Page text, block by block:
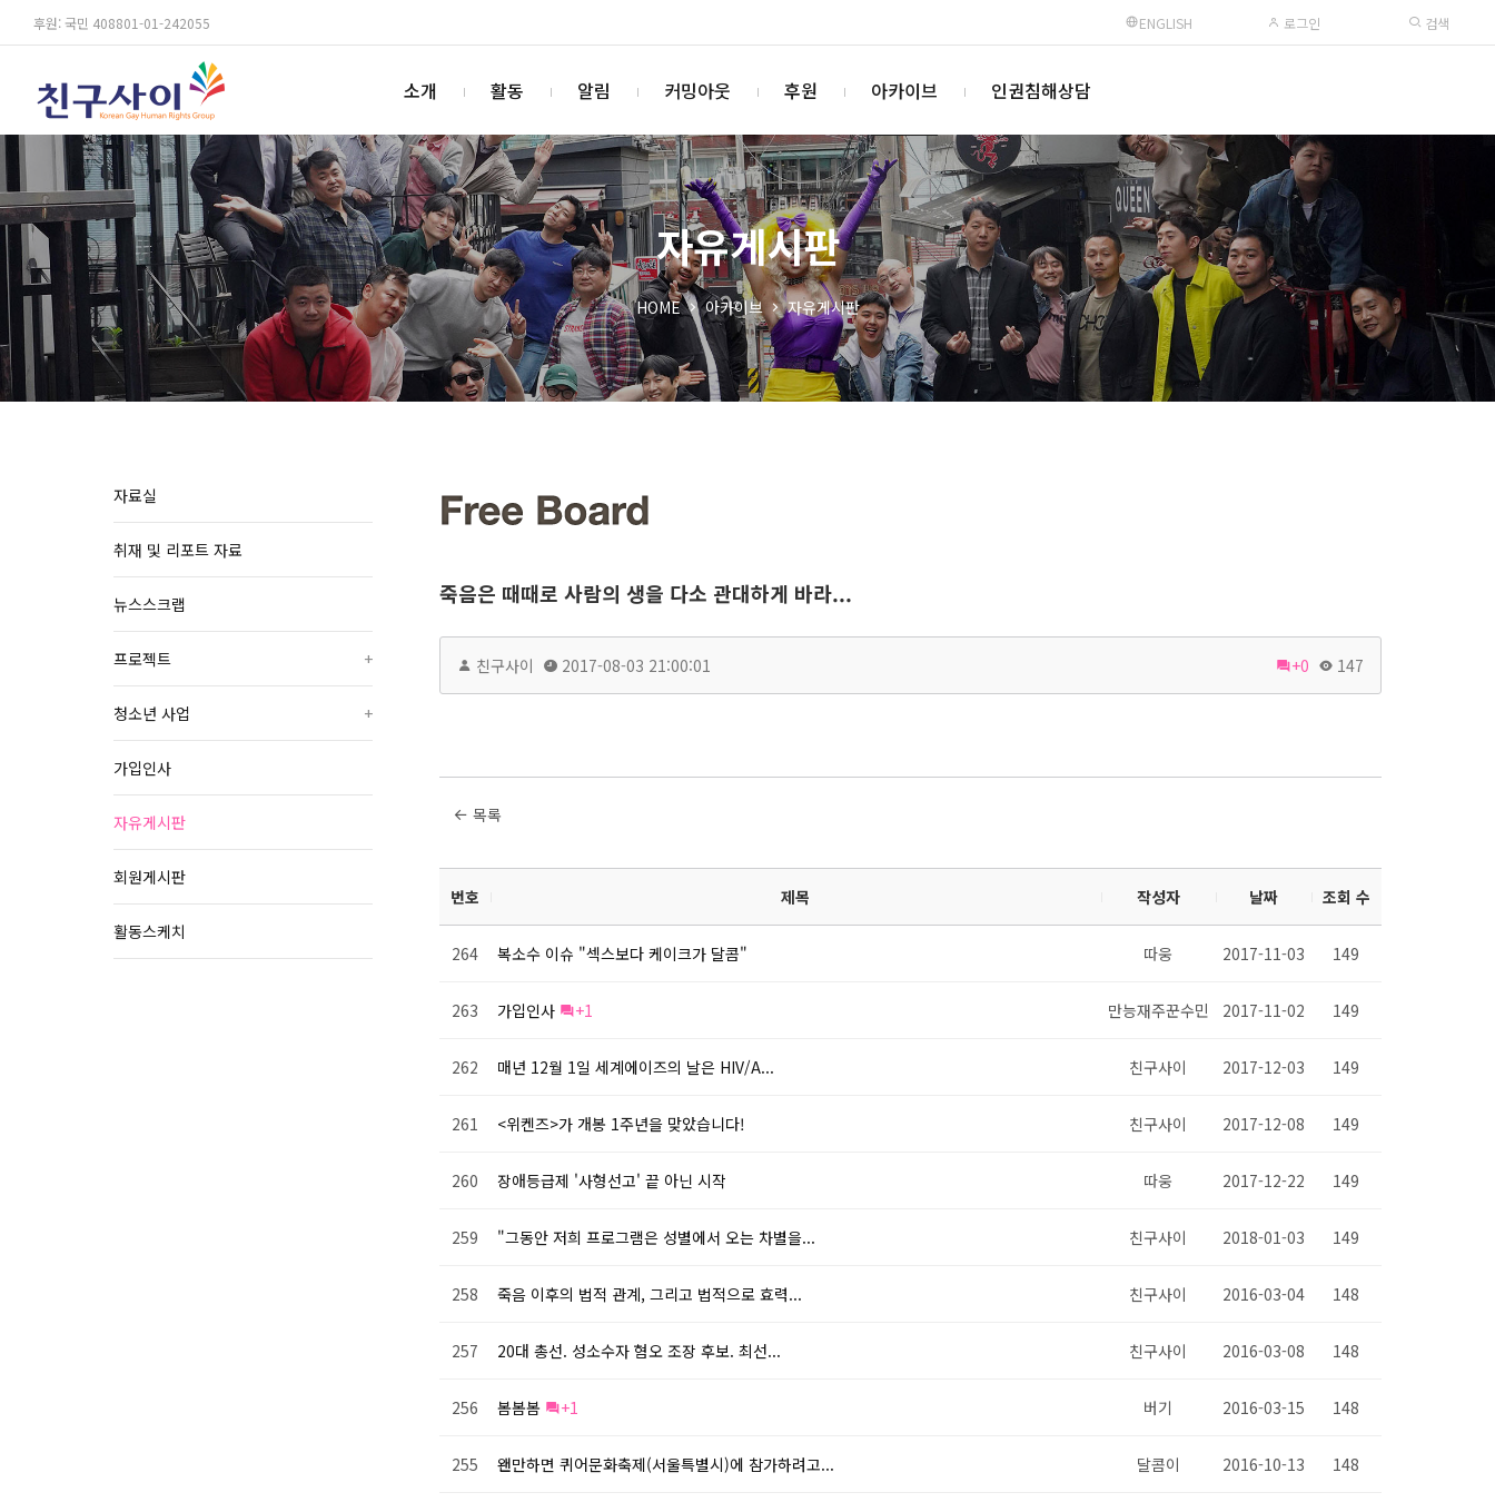
후원: 국민 408801-01-242055 ENGLISH 로그인 검색
소개 활동 알림 커밍아웃 후원 아카이브 인권침해상담
자유게시판
HOME 아카이브 자유게시판
자료실
취재 및 리포트 자료
뉴스스크랩
프로젝트 +
청소년 사업 +
가입인사
자유게시판
회원게시판
활동스케치
죽음은 때때로 사람의 생을 다소 관대하게 바라...
친구사이 2017-08-03 21:00:01 +0 147
목록
번호 제목 작성자 날짜 조회 수
264 복소수 이슈 "섹스보다 케이크가 달콤" 따웅 2017-11-03 149
263 가입인사 +1 만능재주꾼수민 2017-11-02 149
262 매년 12월 1일 세계에이즈의 날은 HIV/A... 친구사이 2017-12-03 149
261 <위켄즈>가 개봉 1주년을 맞았습니다! 친구사이 2017-12-08 149
260 장애등급제 '사형선고' 끝 아닌 시작 따웅 2017-12-22 149
259 "그동안 저희 프로그램은 성별에서 오는 차별을... 친구사이 2018-01-03 149
258 죽음 이후의 법적 관계, 그리고 법적으로 효력... 친구사이 2016-03-04 148
257 20대 총선. 성소수자 혐오 조장 후보. 최선... 친구사이 2016-03-08 148
256 봄봄봄 +1 버기 2016-03-15 148
255 왠만하면 퀴어문화축제(서울특별시)에 참가하려고... 달콤이 2016-10-13 148